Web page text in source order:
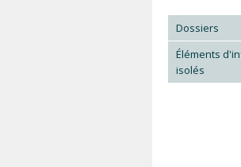
Dossiers
Éléments
isolés